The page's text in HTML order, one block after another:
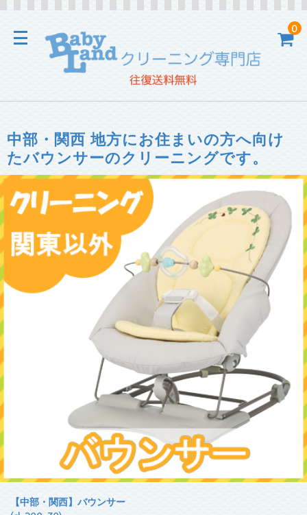
0
中部・関西 地方にお住まいの方へ向け
たバウンサーのクリーニングです。
【中部・関西】バウンサー